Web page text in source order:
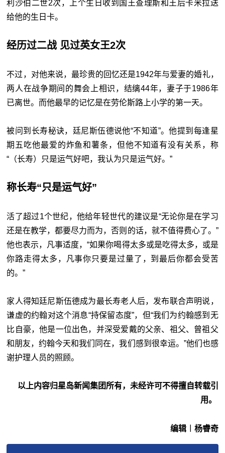
利沙伯二世2次，上个生日收到国王查理斯和王后卡米拉送
给他的生日卡。
经历过二战 见过英女王2次
不过，对他来说，最珍贵的回忆还是1942年与爱妻的婚礼，
两人在战争期间的舞会上相识，结缡44年，妻子于1986年
已离世。而他最早的记忆是在劳伦斯路上小学的第一天。
被问到长寿秘诀，廷尼斯伍德说他“不知道”。他提到每逢星
期五吃他最爱的炸鱼和薯条，但他不知道有没有关系，称
“（长寿）只是运气好吧，我认为只是运气好。”
称长寿“只是运气好”
活了超过1个世纪，他给年轻世代的建议是“无论你是在学习
还是在教学，都要尽力而为，否则的话，就不值得费心了。”
他也表示，凡事适度，“如果你喝得太多或是吃得太多，或是
你路走得太多，凡事你只要是过量了，到最后你都会受苦
的。”
家人得知廷尼斯伍德成为最长寿老人后，发布联合声明说，
谦虚的约翰对这个消息“持保留态度”，但“我们为约翰感到无
比自豪，他是一位出色，并深受爱戴的父亲、祖父、曾祖父
和朋友，约翰今天和我们同在，我们感到很幸运。”他们也感
谢护理人员的照顾。
以上内容归星岛新闻集团所有，未经许可不得擅自转载引
用。
编辑︱杨睿奇